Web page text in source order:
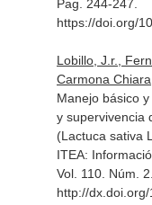
Pag. 244-247.
https://doi.org/
Lobillo, J.r.,
Carmona
Manejo básico
y supervivencia
(Lactuca sativa
ITEA:
Vol. 110. Núm.
http://